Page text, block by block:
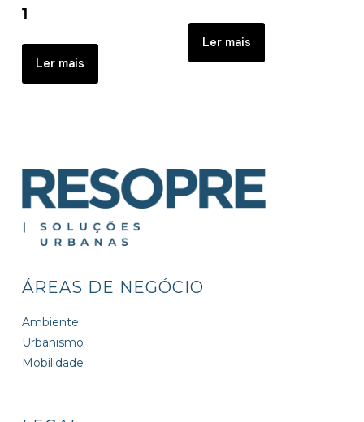
1
Ler mais
Ler mais
ÁREAS DE NEGÓCIO
Ambiente
Urbanismo
Mobilidade